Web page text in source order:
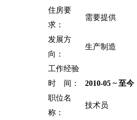
住房要
求：
需要提供
发展方
向：
生产制造
工作经验
时 间：
2010-05 ~ 至今
职位名
称：
技术员